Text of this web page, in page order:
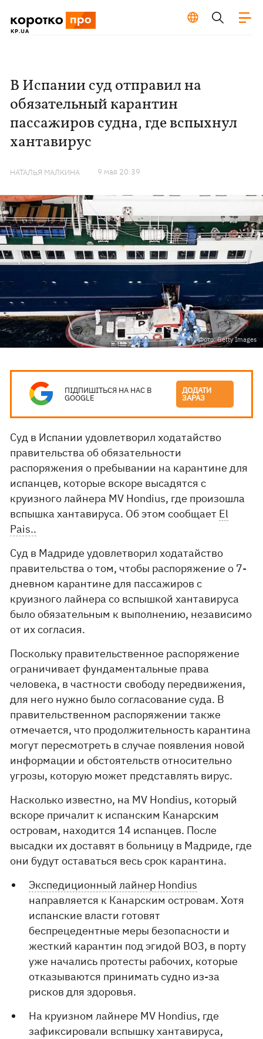
В Испании суд отправил на
обязательный карантин
пассажиров судна, где вспыхнул
хантавирус
НАТАЛЬЯ МАЛКИНА 9 мая 20:39
Фото: Getty Images
ПІДПИШІТЬСЯ НА НАС В
GOOGLE
ДОДАТИ
ЗАРАЗ
Суд в Испании удовлетворил ходатайство
правительства об обязательности
распоряжения о пребывании на карантине для
испанцев, которые вскоре высадятся с
круизного лайнера MV Hondius, где произошла
вспышка хантавируса. Об этом сообщает El
Pais..
Суд в Мадриде удовлетворил ходатайство
правительства о том, чтобы распоряжение о 7-
дневном карантине для пассажиров с
круизного лайнера со вспышкой хантавируса
было обязательным к выполнению, независимо
от их согласия.
Поскольку правительственное распоряжение
ограничивает фундаментальные права
человека, в частности свободу передвижения,
для него нужно было согласование суда. В
правительственном распоряжении также
отмечается, что продолжительность карантина
могут пересмотреть в случае появления новой
информации и обстоятельств относительно
угрозы, которую может представлять вирус.
Насколько известно, на MV Hondius, который
вскоре причалит к испанским Канарским
островам, находится 14 испанцев. После
высадки их доставят в больницу в Мадриде, где
они будут оставаться весь срок карантина.
Экспедиционный лайнер Hondius
направляется к Канарским островам. Хотя
испанские власти готовят
беспрецедентные меры безопасности и
жесткий карантин под эгидой ВОЗ, в порту
уже начались протесты рабочих, которые
отказываются принимать судно из-за
рисков для здоровья.
На круизном лайнере MV Hondius, где
зафиксировали вспышку хантавируса,